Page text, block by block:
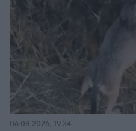
06.08.2026, 19:34